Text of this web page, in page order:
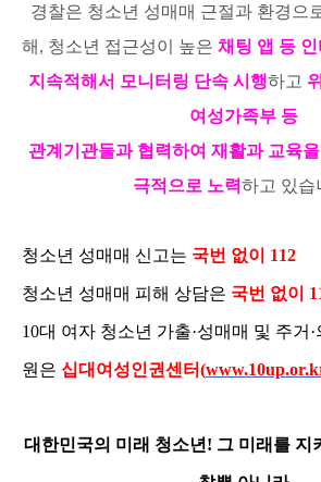
경찰은 청소년 성매매 근절과 환경으
해, 청소년 접근성이 높은 채팅 앱 등
지속적해서 모니터링 단속 시행하고
여성가족부 등
관계기관들과 협력하여 재활과 교육
극적으로 노력하고 있습
청소년 성매매 신고는 국번 없이 112
청소년 성매매 피해 상담은 국번 없이
10대 여자 청소년 가출·성매매 및 주거·
원은 십대여성인권센터(
대한민국의 미래 청소년! 그 미래를 지